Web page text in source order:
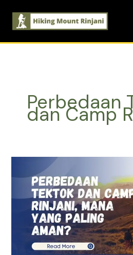
content
Perbedaan
dan Camp
Tektok
Camp
Rinjani,